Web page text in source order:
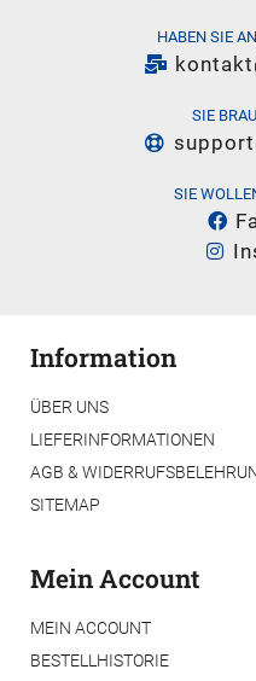
HABEN SIE
SIE
SIE
Information
ÜBER UNS
LIEFERINFORMATIONEN
AGB &
SITEMAP
Mein Account
MEIN ACCOUNT
BESTELLHISTORIE